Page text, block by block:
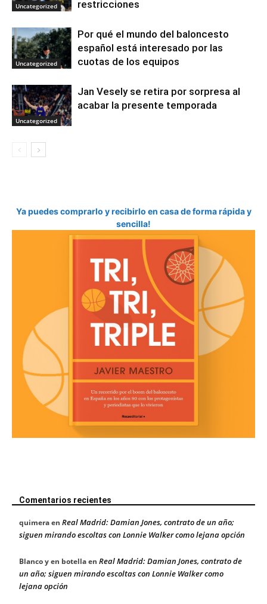
Uncategorized restricciones
Uncategorized
Por qué el mundo del baloncesto
español está interesado por las
cuotas de los equipos
Uncategorized
Jan Vesely se retira por sorpresa al
acabar la presente temporada
Ya puedes comprarlo y recibirlo en casa de forma rápida y
sencilla!
Comentarios recientes
quimeraen Real Madrid: Damian Jones, contrato de un año;
siguen mirando escoltas con Lonnie Walker como lejana opción
Blanco y en botellaen Real Madrid: Damian Jones, contrato de
un año; siguen mirando escoltas con Lonnie Walker como
lejana opción